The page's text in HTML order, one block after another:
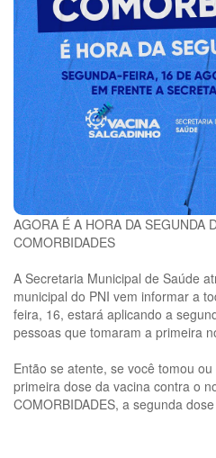
AGORA É A HORA DA SEGUNDA
COMORBIDADES
A Secretaria Municipal de Saúde
municipal do PNI vem informar a
feira, 16, estará aplicando a
pessoas que tomaram a primeira
Então se atente, se você tomou
primeira dose da vacina contra o
COMORBIDADES, a segunda